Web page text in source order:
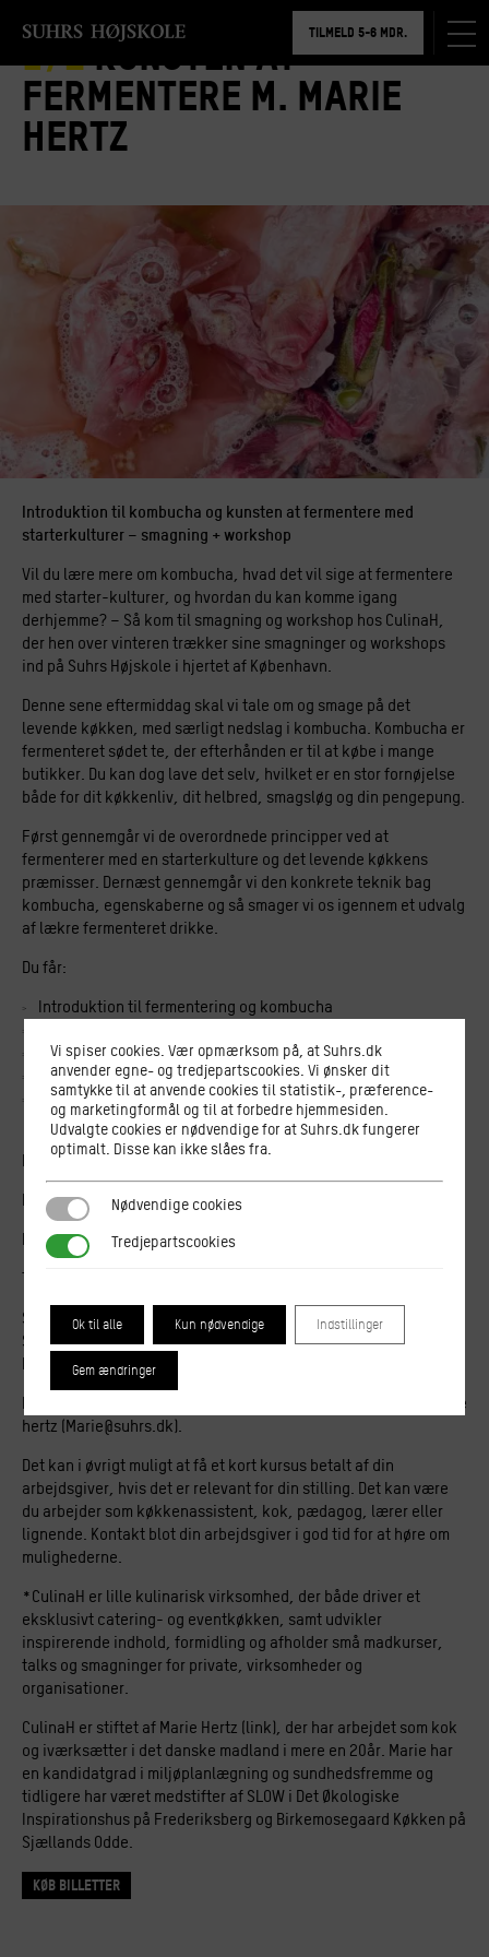
TILMELD 5-6 MDR.
1/2Kunsten at
fermentere m. Marie
Hertz
Introduktion til kombucha og kunsten at fermentere med
starterkulturer – smagning + workshop
Vil du lære mere om kombucha, hvad det vil sige at fermentere
med starter-kulturer, og hvordan du kan komme igang
derhjemme? – Så kom til smagning og workshop hos CulinaH,
der hen over vinteren trækker sine smagninger og workshops
ind på Suhrs Højskole i hjertet af København.
Denne sene eftermiddag skal vi tale om og smage på det
levende køkken, med særligt nedslag i kombucha. Kombucha er
fermenteret sødet te, der efterhånden er til at købe i mange
butikker. Du kan dog lave det selv, hvilket er en stor fornøjelse
både for dit køkkenliv, dit helbred, smagsløg og din pengepung.
Først gennemgår vi de overordnede principper ved at
fermenterer med en starterkulture og det levende køkkens
præmisser. Dernæst gennemgår vi den konkrete teknik bag
kombucha, egenskaberne og så smager vi os igennem et udvalg
af lækre fermenteret drikke.
Du får:
Introduktion til fermentering og kombucha
Workshop og egen nybygget kombucha + SCOBY med hjem
Lille opskrifthæfte
Lille snack, og et glas ren vin, kombucha, te eller kaffe efter
eget ønske.
Pris 450kr
Børn under 8 år kan efter aftale følge med gratis
Dato: 1. feb. 2024
Tid: kl. 16:00 – 18:00
Sted:
Suhrs Højskole
Pustervig 8, 1126 København
Eventuelle spørgsmål vedrørende kurserne bedes rettet til Marie
hertz (Marie@suhrs.dk).
Det kan i øvrigt muligt at få et kort kursus betalt af din
arbejdsgiver, hvis det er relevant for din stilling. Det kan være
du arbejder som køkkenassistent, kok, pædagog, lærer eller
lignende. Kontakt blot din arbejdsgiver i god tid for at høre om
mulighederne.
*CulinaH er lille kulinarisk virksomhed, der både driver et
eksklusivt catering- og eventkøkken, samt udvikler
inspirerende indhold, formidling og afholder små madkurser,
talks og smagninger for private, virksomheder og
organisationer.
CulinaH er stiftet af Marie Hertz (link), der har arbejdet som kok
og iværksætter i det danske madland i mere en 20år. Marie har
en kandidatgrad i miljøplanlægning og sundhedsfremme og
tidligere har været medstifter af SLOW i Det Økologiske
Inspirationshus på Frederiksberg og Birkemosegaard Køkken på
Sjællands Odde.
Køb billetter
Vi spiser cookies. Vær opmærksom på, at Suhrs.dk
anvender egne- og tredjepartscookies. Vi ønsker dit
samtykke til at anvende cookies til statistik-, præference-
og marketingformål og til at forbedre hjemmesiden.
Udvalgte cookies er nødvendige for at Suhrs.dk fungerer
optimalt. Disse kan ikke slåes fra.
Nødvendige cookies
Nødvendige cookies
Tredjepartscookies
Tredjepartscookies
Ok til alle Kun nødvendige Indstillinger
Gem ændringer